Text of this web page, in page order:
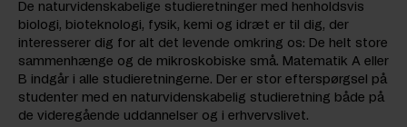
De naturvidenskabelige studieretninger med henholdsvis
biologi, bioteknologi, fysik, kemi og idræt er til dig, der
interesserer dig for alt det levende omkring os: De helt store
sammenhænge og de mikroskobiske små. Matematik A eller
B indgår i alle studieretningerne. Der er stor efterspørgsel på
studenter med en naturvidenskabelig studieretning både på
de videregående uddannelser og i erhvervslivet.